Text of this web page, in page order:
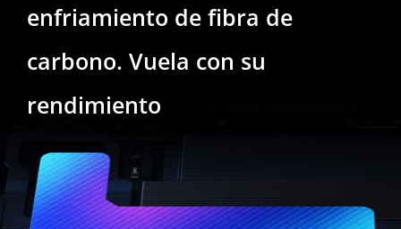
enfriamiento de fibra de
carbono. Vuela con su
rendimiento